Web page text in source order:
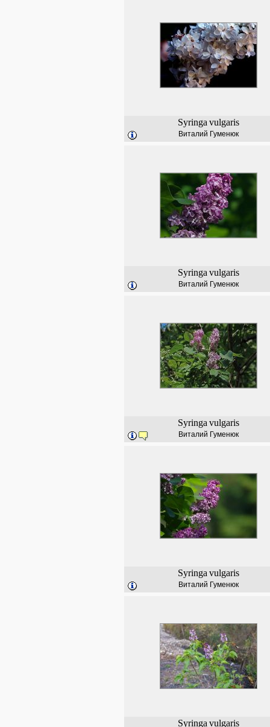
Syringa vulgaris
Виталий Гуменюк
Syringa vulgaris
Виталий Гуменюк
Syringa vulgaris
Виталий Гуменюк
Syringa vulgaris
Виталий Гуменюк
Syringa vulgaris